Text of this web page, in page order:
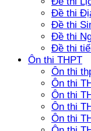
Đề thi
Đề thi
Đề thi
Đề thi
Ôn thi THPT
Ôn thi
Ôn thi
Ôn thi
Ôn thi
Ôn thi